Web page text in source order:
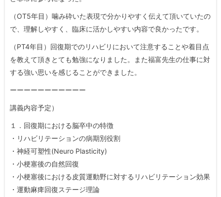
（OT5年目）噛み砕いた表現で分かりやすく伝えて頂いていたの
で、理解しやすく、臨床に活かしやすい内容で良かったです。
（PT4年目）回復期でのリハビリにおいて注意することや着目点
を教えて頂きとても勉強になりました。また福富先生の仕事に対
する強い思いを感じることができました。
ーーーーーーーーーーー
​講義内容予定）
１．回復期における脳卒中の特徴
・リハビリテーションの病期別役割
・神経可塑性(Neuro Plasticity)
・小梗塞後の自然回復
・小梗塞後における皮質運動野に対するリハビリテーション効果
・運動麻痺回復ステージ理論